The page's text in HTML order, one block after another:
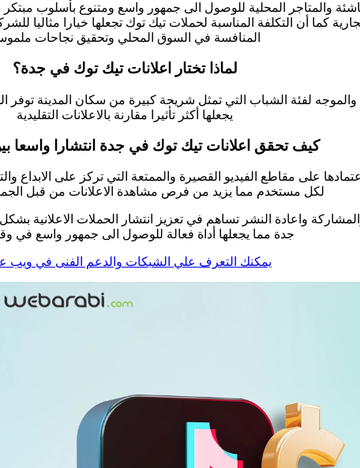
والمتاجر المحلية للوصول الى جمهور واسع ومتنوع بأسلوب مبتكر
كما أن التكلفة المناسبة لحملات تيك توك تجعلها خيارا مثاليا
المنافسة في السوق المحلي وتحقيق نجاحات
لماذا تختار اعلانات تيك توك في جدة؟
والموجه لفئة الشباب التي تمثل شريحة كبيرة من سكان المدينة
يجعلها أكثر تأثيرا مقارنة بالاعلانات التقليدية
كيف تحقق اعلانات تيك توك في جدة انتشارا واسعا
على مقاطع الفيديو القصيرة والممتعة التي تركز على
لكل مستخدم مما يزيد من فرص مشاهدة الاعلانات من قبل
واعادة النشر تساهم في تعزيز انتشار الحملات الاعلانية
جدة مما يجعلها أداة فعالة للوصول الى جمهور واسع في
يمكنك التعرف علي الشبكات والدعم الفنى في ويب